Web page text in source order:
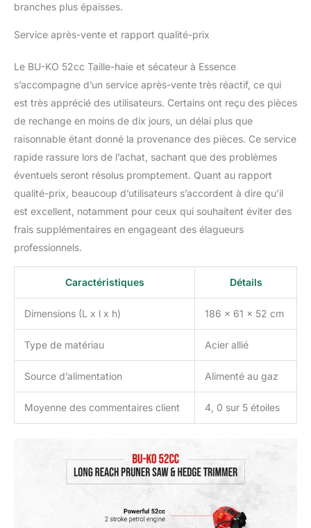
une métamorphose
de 1 an, instructions
GRATUITE, protection
EPI et harnais inclus.
Appelez-nous pour
obtenir de l'aide ! - BU-
achètent un service
clientèle en direct 7 jours
sur 7. Nous disposons
d'une gamme complète
de pièces de rechange
ainsi que d'un centre de
complet et nous avons
dédié une équipe de
techniciens qui peuvent
résoudre tous les
pouvez rencontrer par
branches plus épaisses.
Service après-vente et rapport qualité-prix
Le BU-KO 52cc Taille-haie et sécateur à Essence
s’accompagne d’un service après-vente très réactif, ce qui
est très apprécié des utilisateurs. Certains ont reçu des pièces
de rechange en moins de dix jours, un délai plus que
raisonnable étant donné la provenance des pièces. Ce service
rapide rassure lors de l’achat, sachant que des problèmes
éventuels seront résolus promptement. Quant au rapport
qualité-prix, beaucoup d’utilisateurs s’accordent à dire qu’il
est excellent, notamment pour ceux qui souhaitent éviter des
frais supplémentaires en engageant des élagueurs
professionnels.
Caractéristiques Détails
Dimensions (L x l x h) 186 x 61 x 52 cm
Type de matériau Acier allié
Source d’alimentation Alimenté au gaz
Moyenne des commentaires client 4, 0 sur 5 étoiles